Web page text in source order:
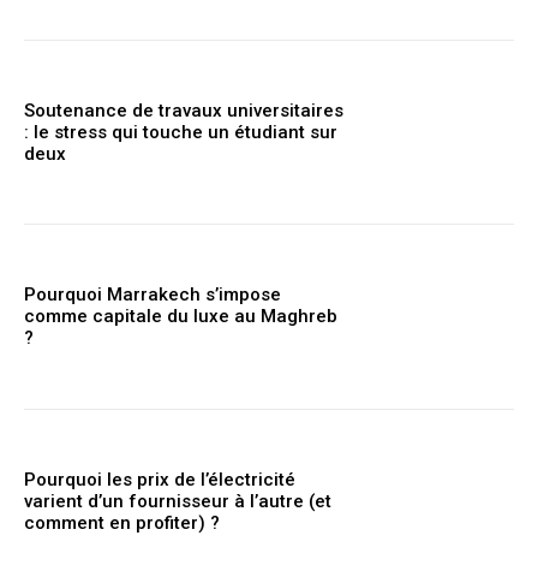
Soutenance de travaux universitaires
: le stress qui touche un étudiant sur
deux
Pourquoi Marrakech s’impose
comme capitale du luxe au Maghreb
?
Pourquoi les prix de l’électricité
varient d’un fournisseur à l’autre (et
comment en profiter) ?